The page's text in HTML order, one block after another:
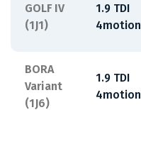
GOLF IV
(1J1)
1.9 TDI
4motion
BORA
Variant
(1J6)
1.9 TDI
4motion